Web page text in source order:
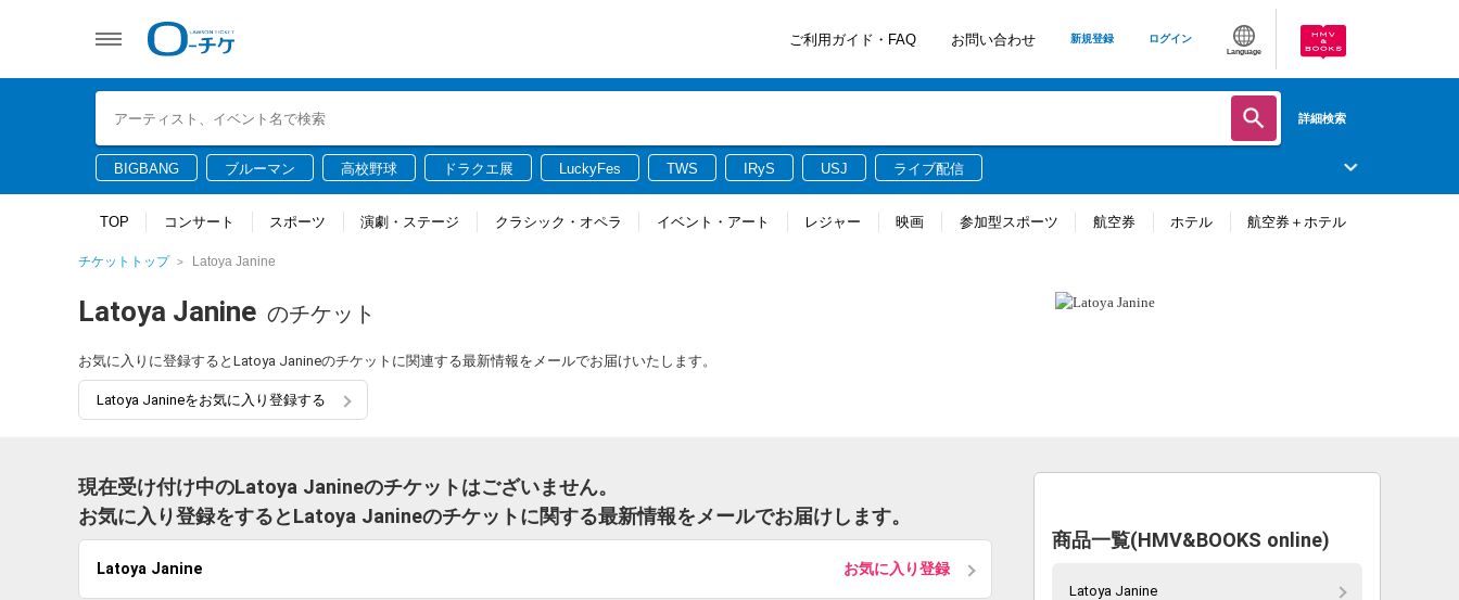
ご利用ガイド・FAQ お問い合わせ 新規登録 ログイン
Language
詳細検索
BIGBANG ブルーマン 高校野球 ドラクエ展 LuckyFes TWS IRyS USJ ライブ配信
TOP コンサート スポーツ 演劇・ステージ クラシック・オペラ イベント・アート レジャー 映画 参加型スポーツ 航空券 ホテル 航空券＋ホテル
チケットトップ Latoya Janine
Latoya Janine のチケット
お気に入りに登録するとLatoya Janineのチケットに関連する最新情報をメールでお届けいたします。
Latoya Janineをお気に入り登録する
現在受け付け中のLatoya Janineのチケットはございません。
お気に入り登録をするとLatoya Janineのチケットに関する最新情報をメールでお届けします。
Latoya Janine お気に入り登録
商品一覧(HMV&BOOKS online)
Latoya Janine